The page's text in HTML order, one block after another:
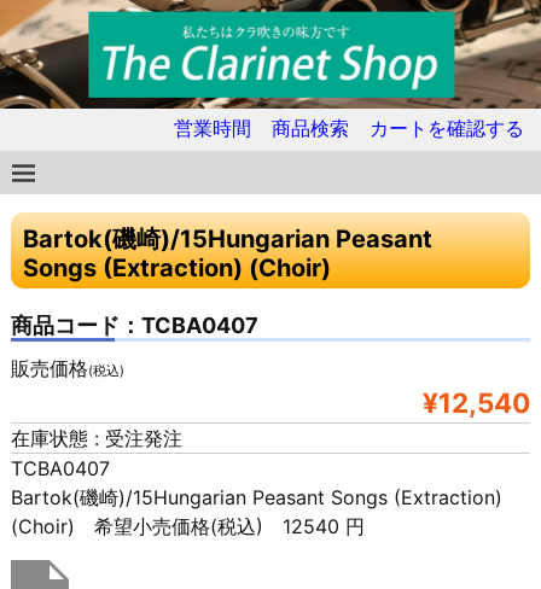
営業時間 商品検索 カートを確認する
Bartok(磯崎)/15Hungarian Peasant
Songs (Extraction) (Choir)
商品コード：TCBA0407
販売価格(税込)
¥12,540
在庫状態 : 受注発注
TCBA0407
Bartok(磯崎)/15Hungarian Peasant Songs (Extraction)
(Choir) 希望小売価格(税込) 12540 円